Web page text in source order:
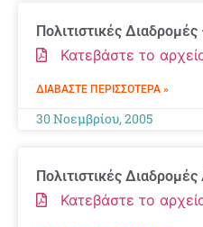
Πολιτιστικές
Κατεβάστε το
ΔΙΑΒΆΣΤΕ ΠΕΡΙΣΣΌΤΕΡΑ »
30 Νοεμβρίου, 2005
Πολιτιστικές
Κατεβάστε το